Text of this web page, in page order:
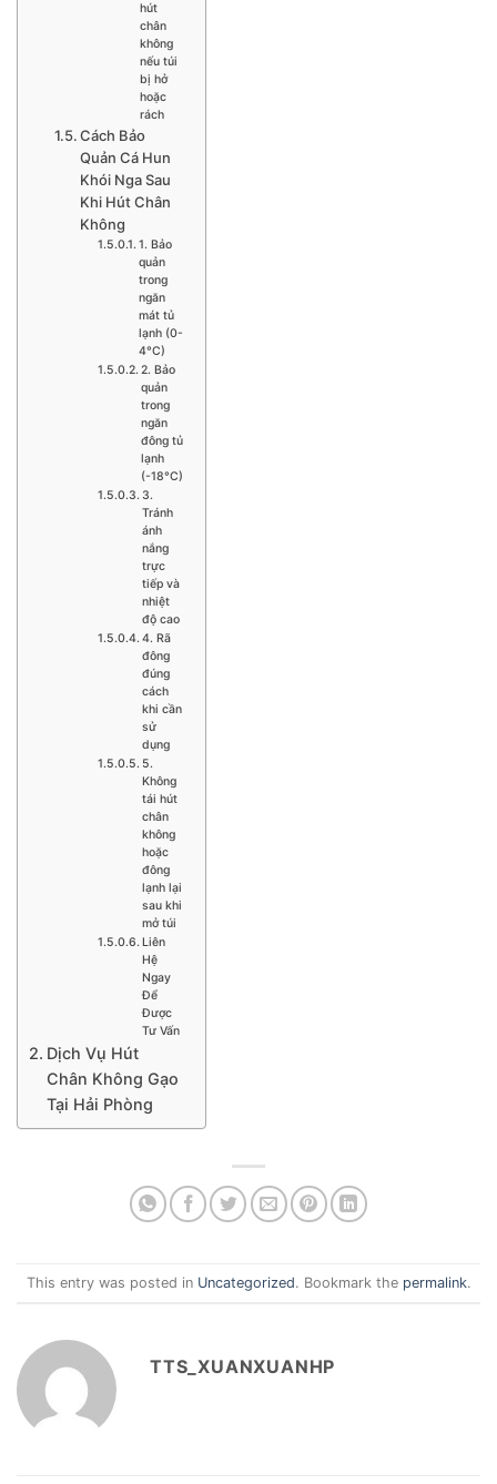
hút
chân
không
nếu túi
bị hở
hoặc
rách
Cách Bảo
Quản Cá Hun
Khói Nga Sau
Khi Hút Chân
Không
1. Bảo
quản
trong
ngăn
mát tủ
lạnh (0-
4°C)
2. Bảo
quản
trong
ngăn
đông tủ
lạnh
(-18°C)
3.
Tránh
ánh
nắng
trực
tiếp và
nhiệt
độ cao
4. Rã
đông
đúng
cách
khi cần
sử
dụng
5.
Không
tái hút
chân
không
hoặc
đông
lạnh lại
sau khi
mở túi
Liên
Hệ
Ngay
Để
Được
Tư Vấn
Dịch Vụ Hút
Chân Không Gạo
Tại Hải Phòng
This entry was posted in Uncategorized. Bookmark the permalink.
TTS_XUANXUANHP